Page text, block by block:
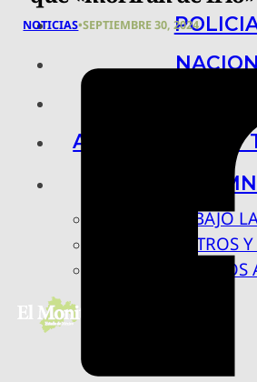
ARTE, CIENCIA Y
BAJO
RASTROS
VÍNCULOS
NOTICIAS•SEPTIEMBRE 30, 2024